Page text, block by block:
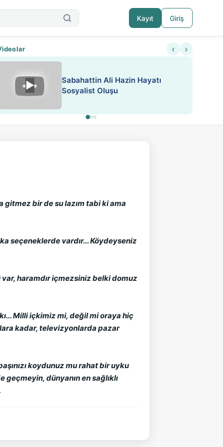
Kayıt Giriş
Nadir içeriklere kısıtlama ve kredi sistemi
‹ ›
▶
Sabahattin Ali Hazin Hayatı
Sosyalist Oluşu
gitmez bir de su lazım tabi ki ama
seçeneklerde vardır... Köydeyseniz
haramdır içmezsiniz belki domuz
Milli içkimiz mi, değil mi oraya hiç
kadar, televizyonlarda pazar
koydunuz mu rahat bir uyku
dünyanın en sağlıklı